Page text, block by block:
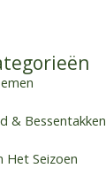
& Bessentakken
Het Seizoen